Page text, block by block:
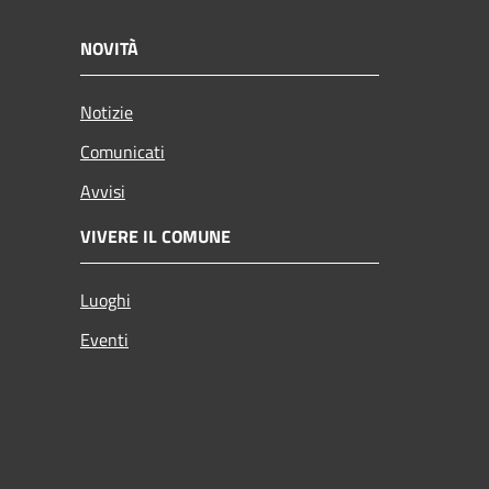
NOVITÀ
Notizie
Comunicati
Avvisi
VIVERE IL COMUNE
Luoghi
Eventi